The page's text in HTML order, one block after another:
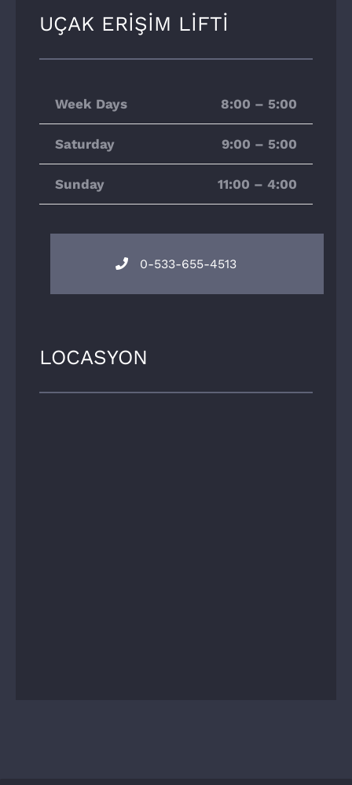
UÇAK ERİŞİM LİFTİ
Week Days 8:00 – 5:00
Saturday 9:00 – 5:00
Sunday 11:00 – 4:00
0-533-655-4513
LOCASYON